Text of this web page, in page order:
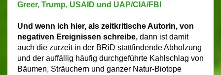
Greer, Trump, USAID und UAP/CIA/FBI
Und wenn ich hier, als zeitkritische Autorin, von
negativen Ereignissen schreibe, dann ist damit
auch die zurzeit in der BRiD stattfindende Abholzung
und der auffällig häufig durchgeführte Kahlschlag von
Bäumen, Sträuchern und ganzer Natur-Biotope